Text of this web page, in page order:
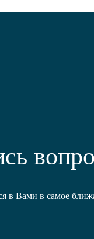
в Вами в самое